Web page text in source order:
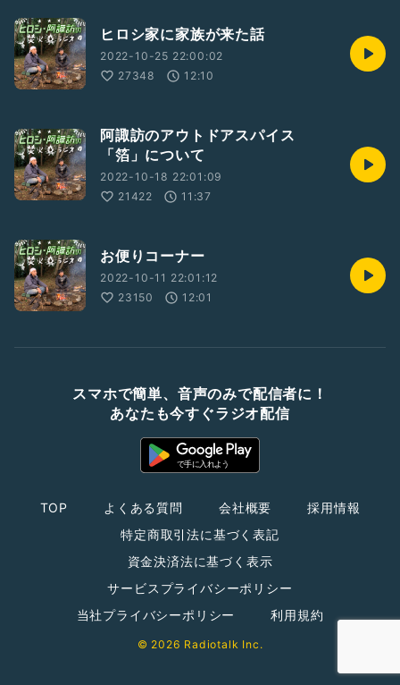
ヒロシ家に家族が来た話
2022-10-25 22:00:02
27348
12:10
阿諏訪のアウトドアスパイス
「箔」について
2022-10-18 22:01:09
21422
11:37
お便りコーナー
2022-10-11 22:01:12
23150
12:01
スマホで簡単、音声のみで配信者に！
あなたも今すぐラジオ配信
TOP よくある質問 会社概要
採用情報
特定商取引法に基づく表記
資金決済法に基づく表示
サービスプライバシーポリシー
当社プライバシーポリシー
利用規約
© 2026 Radiotalk Inc.